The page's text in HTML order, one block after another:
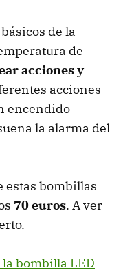
de la
de
acciones y
acciones
encendido
la alarma del
estas bombillas
70 euros. A ver
la bombilla LED